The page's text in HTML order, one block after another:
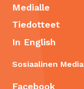
Medialle
Tiedotteet
In English
Sosiaalinen Media
Facebook